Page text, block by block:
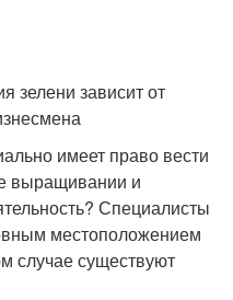
зелени зависит от
имеет право вести
выращивании и
Специалисты
местоположением
случае существуют